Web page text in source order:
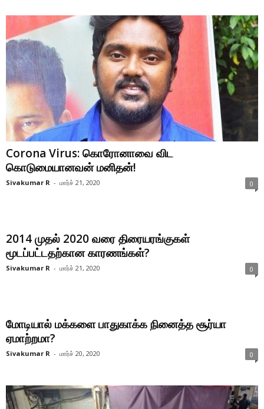
Corona Virus: கொரோனாவை விட
கொடுமையானவன் மனிதன்!
Sivakumar R - மார்ச் 21, 2020 0
2014 முதல் 2020 வரை திரையரங்குகள்
மூடப்பட்டதற்கான காரணங்கள்?
Sivakumar R - மார்ச் 21, 2020 0
மோடியால் மக்களை பாதுகாக்க நினைத்த சூர்யா
ஏமாற்றமா?
Sivakumar R - மார்ச் 20, 2020 0